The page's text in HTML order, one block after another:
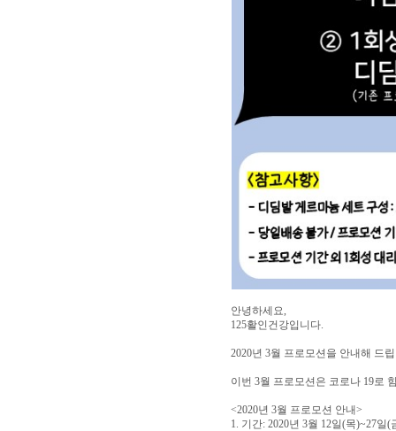
안녕하세요,
125활인건강입니다.
2020년 3월 프로모션을 안내해 드
이번 3월 프로모션은 코로나 19로
<2020년 3월 프로모션 안내>
1. 기간: 2020년 3월 12일(목)~27일(